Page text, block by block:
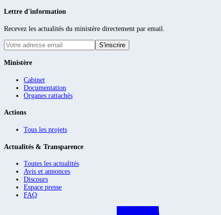
Lettre d'information
Recevez les actualités du ministère directement par email.
S'inscrire
Ministère
Cabinet
Documentation
Organes rattachés
Actions
Tous les projets
Actualités & Transparence
Toutes les actualités
Avis et annonces
Discours
Espace presse
FAQ